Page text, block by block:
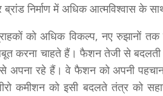
ब्रांड निर्माण में अधिक आत्मविश्वास के
को अधिक विकल्प, नए रुझानों
करना चाहते हैं। फैशन तेजी से
अपना रहे हैं। वे फैशन को अपनी
कमीशन को इसी बदलते तंत्र को